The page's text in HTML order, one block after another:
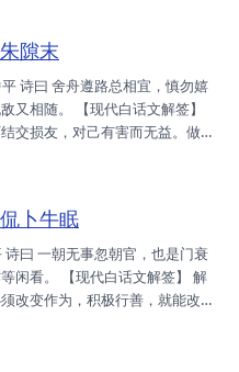
一脚，时运转来，入秋见旺。
，再忍受之。 升迁：看吾身心，
：互退一步，详看对方，自吾评
隙末
又相随。 【现代白话文解签】
交损友，对己有害而无益。做事
地，把人生宝贵的光阴都浪费
分散，砸桶之人，宜速谋和。
，莫可取也。 事业：风不调
升迁：今年不可，身心不适，又
卜牛眠
闲看。 【现代白话文解签】 解
改变作为，积极行善，就能改变
病，宜更医。 问诉讼，宜和解